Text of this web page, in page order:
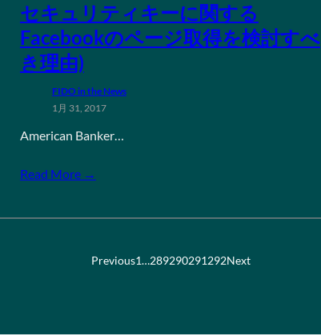
セキュリティキーに関する
Facebookのページ取得を検討すべ
き理由)
FIDO in the News
1月 31, 2017
American Banker…
Read More →
Previous1…289290291292Next